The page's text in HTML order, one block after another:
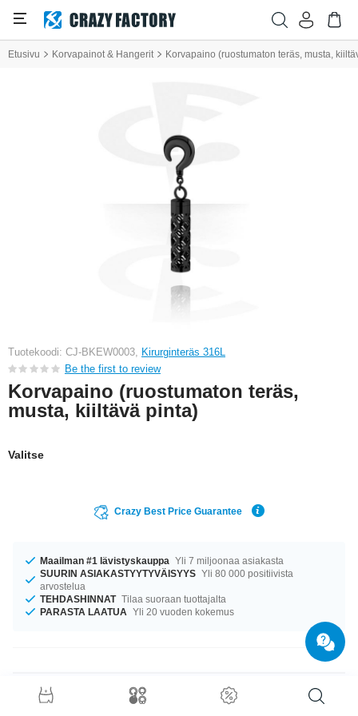
Etusivu Korvapainot & Hangerit Korvapaino (ruostumaton teräs, musta,
Tuotekoodi: CJ-BKEW0003, Kirurginteräs 316L
Be the first to review
Korvapaino (ruostumaton teräs,
musta, kiiltävä pinta)
Valitse
Crazy Best Price Guarantee
Maailman #1 lävistyskauppa Yli 7 miljoonaa asiakasta
SUURIN ASIAKASTYYTYVÄISYYS Yli 80 000 positiivista
arvostelua
TEHDASHINNAT Tilaa suoraan tuottajalta
PARASTA LAATUA Yli 20 vuoden kokemus
Tuotetiedot